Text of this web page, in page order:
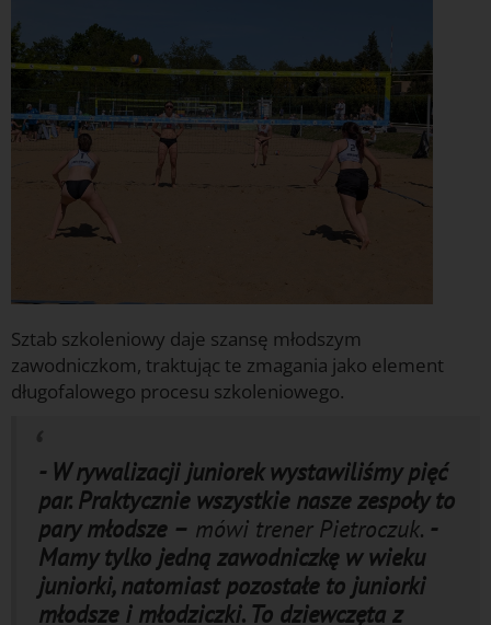
Sztab szkoleniowy daje szansę młodszym
zawodniczkom, traktując te zmagania jako element
długofalowego procesu szkoleniowego.
- W rywalizacji juniorek wystawiliśmy pięć
par. Praktycznie wszystkie nasze zespoły to
pary młodsze – mówi trener Pietroczuk. -
Mamy tylko jedną zawodniczkę w wieku
juniorki, natomiast pozostałe to juniorki
młodsze i młodziczki. To dziewczęta z